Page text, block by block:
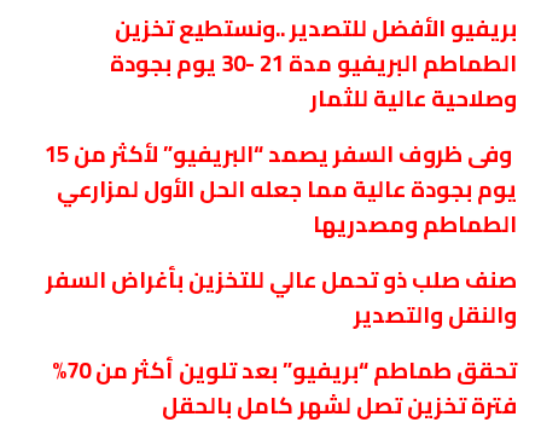
بريفيو الأفضل للتصدير ..ونستطيع تخزين
الطماطم البريفيو مدة 21 -30 يوم بجودة
وصلاحية عالية للثمار
وفى ظروف السفر يصمد “البريفيو” لأكثر من 15
يوم بجودة عالية مما جعله الحل الأول لمزارعي
الطماطم ومصدريها
صنف صلب ذو تحمل عالي للتخزين بأغراض السفر
والنقل والتصدير
تحقق طماطم “بريفيو” بعد تلوين أكثر من 70%
فترة تخزين تصل لشهر كامل بالحقل